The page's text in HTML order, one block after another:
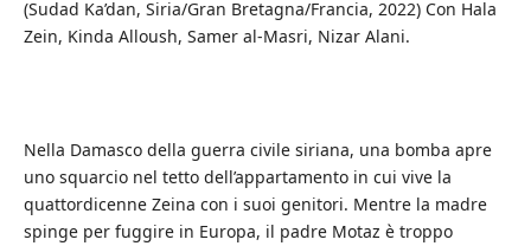
(Sudad Ka’dan, Siria/Gran Bretagna/Francia, 2022) Con Hala
Zein, Kinda Alloush, Samer al-Masri, Nizar Alani.
Nella Damasco della guerra civile siriana, una bomba apre
uno squarcio nel tetto dell’appartamento in cui vive la
quattordicenne Zeina con i suoi genitori. Mentre la madre
spinge per fuggire in Europa, il padre Motaz è troppo